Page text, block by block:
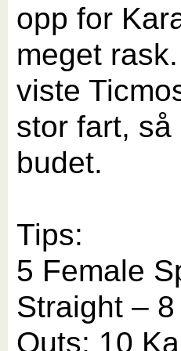
opp for
meget
viste
stor fart,
budet.
Tips:
5 Female
Straight –
Outs: 10